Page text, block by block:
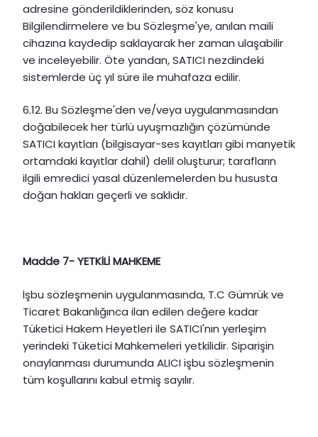
adresine gönderildiklerinden, söz konusu
Bilgilendirmelere ve bu Sözleşme'ye, anılan maili
cihazına kaydedip saklayarak her zaman ulaşabilir
ve inceleyebilir. Öte yandan, SATICI nezdindeki
sistemlerde üç yıl süre ile muhafaza edilir.
6.12. Bu Sözleşme'den ve/veya uygulanmasından
doğabilecek her türlü uyuşmazlığın çözümünde
SATICI kayıtları (bilgisayar-ses kayıtları gibi manyetik
ortamdaki kayıtlar dahil) delil oluşturur; tarafların
ilgili emredici yasal düzenlemelerden bu hususta
doğan hakları geçerli ve saklıdır.
Madde 7- YETKİLİ MAHKEME
İşbu sözleşmenin uygulanmasında, T.C Gümrük ve
Ticaret Bakanlığınca ilan edilen değere kadar
Tüketici Hakem Heyetleri ile SATICI'nın yerleşim
yerindeki Tüketici Mahkemeleri yetkilidir. Siparişin
onaylanması durumunda ALICI işbu sözleşmenin
tüm koşullarını kabul etmiş sayılır.